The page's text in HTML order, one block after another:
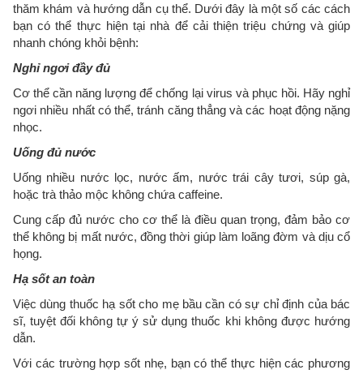
thăm khám và hướng dẫn cụ thể. Dưới đây là một số các cách
bạn có thể thực hiện tại nhà để cải thiện triệu chứng và giúp
nhanh chóng khỏi bệnh:
Nghỉ ngơi đầy đủ
Cơ thể cần năng lượng để chống lại virus và phục hồi. Hãy nghỉ
ngơi nhiều nhất có thể, tránh căng thẳng và các hoạt động nặng
nhọc.
Uống đủ nước
Uống nhiều nước lọc, nước ấm, nước trái cây tươi, súp gà,
hoặc trà thảo mộc không chứa caffeine.
Cung cấp đủ nước cho cơ thể là điều quan trọng, đảm bảo cơ
thể không bị mất nước, đồng thời giúp làm loãng đờm và dịu cổ
họng.
Hạ sốt an toàn
Việc dùng thuốc hạ sốt cho mẹ bầu cần có sự chỉ định của bác
sĩ, tuyệt đối không tự ý sử dụng thuốc khi không được hướng
dẫn.
Với các trường hợp sốt nhẹ, bạn có thể thực hiện các phương